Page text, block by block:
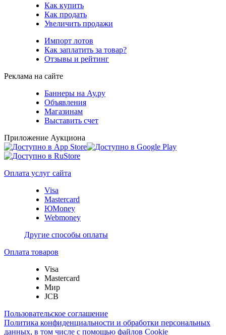
Как купить
Как продать
Увеличить продажи
Импорт лотов
Как заплатить за товар?
Отзывы и рейтинг
Реклама на сайте
Баннеры на Ау.ру
Объявления
Магазинам
Выставить счет
Приложение Аукциона
Оплата услуг сайта
Visa
Mastercard
ЮMoney
Webmoney
Другие способы оплаты
Оплата товаров
Visa
Mastercard
Мир
JCB
Пользовательское соглашение
Политика конфиденциальности и обработки персональных
данных, в том числе с помощью файлов Cookie